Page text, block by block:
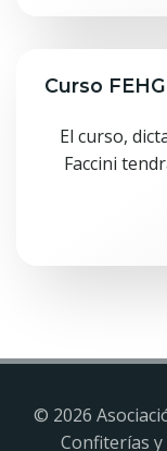
Curso
El curso,
Faccini
© 2026
Confiterías y